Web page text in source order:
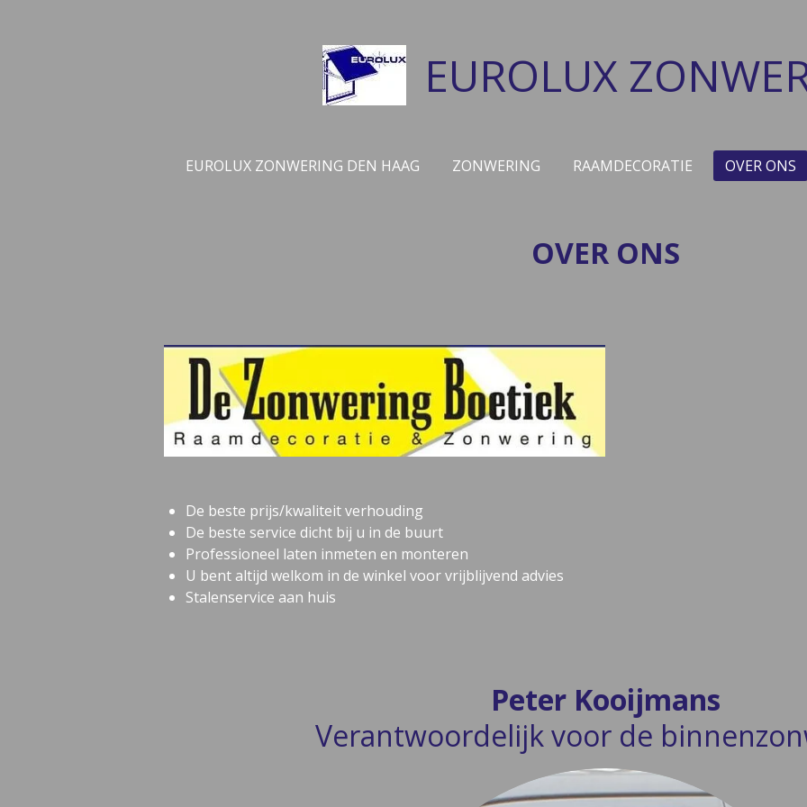
EUROLUX
EUROLUX ZONWERING DEN HAAG ZONWERING RAAMDECORATIE OVER ONS
OVER ONS
De beste prijs/kwaliteit verhouding
De beste service dicht bij u in de buurt
Professioneel laten inmeten en monteren
U bent altijd welkom in de winkel voor vrijblijvend advies
Stalenservice aan huis
Peter Kooijmans
Verantwoordelijk voor de